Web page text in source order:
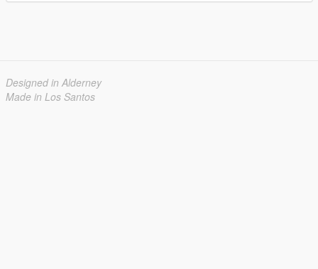
Designed in Alderney
Made in Los Santos